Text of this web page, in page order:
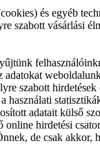
és egyéb
szabott vásárlási
adatokat
szabott hirdetések
használati
adatait külső
online hirdetési
de csak akkor,